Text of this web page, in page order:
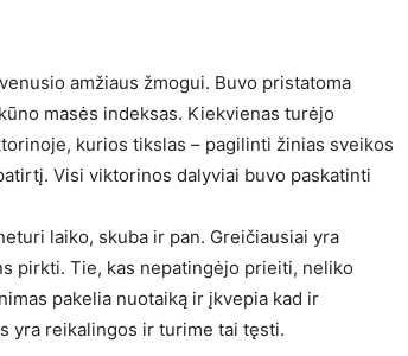
amžiaus žmogui. Buvo pristatoma
masės indeksas. Kiekvienas turėjo
kurios tikslas – pagilinti žinias sveikos
Visi viktorinos dalyviai buvo paskatinti
laiko, skuba ir pan. Greičiausiai yra
pirkti. Tie, kas nepatingėjo prieiti, neliko
pakelia nuotaiką ir įkvepia kad ir
yra reikalingos ir turime tai tęsti.